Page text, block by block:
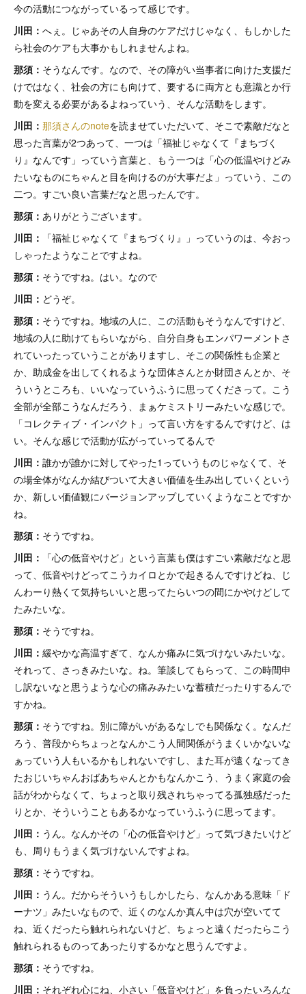
今の活動につながっているって感じです。
川田： へぇ。じゃあその人自身のケアだけじゃなく、もしかした
ら社会のケアも大事かもしれませんよね。
那須： そうなんです。なので、その障がい当事者に向けた支援だ
けではなく、社会の方にも向けて、要するに両方とも意識とか行
動を変える必要があるよねっていう、そんな活動をします。
川田： 那須さんのnoteを読ませていただいて、そこで素敵だなと
思った言葉が2つあって、一つは「福祉じゃなくて『まちづく
り』なんです」っていう言葉と、もう一つは「心の低温やけどみ
たいなものにちゃんと目を向けるのが大事だよ」っていう、この
二つ。すごい良い言葉だなと思ったんです。
那須： ありがとうございます。
川田：
「福祉じゃなくて『まちづくり』」っていうのは、今おっ
しゃったようなことですよね。
那須： そうですね。はい。なので
川田： どうぞ。
那須： そうですね。地域の人に、この活動もそうなんですけど、
地域の人に助けてもらいながら、自分自身もエンパワーメントさ
れていったっていうことがありますし、そこの関係性も企業と
か、助成金を出してくれるような団体さんとか財団さんとか、そ
ういうところも、いいなっていうふうに思ってくださって。こう
全部が全部こうなんだろう、まぁケミストリーみたいな感じで。
「コレクティブ・インパクト」って言い方をするんですけど、は
い。そんな感じで活動が広がっていってるんで
川田： 誰かが誰かに対してやった1っていうものじゃなくて、そ
の場全体がなんか結びついて大きい価値を生み出していくという
か、新しい価値観にバージョンアップしていくようなことですか
ね。
那須： そうですね。
川田：
「心の低音やけど」という言葉も僕はすごい素敵だなと思
って、低音やけどってこうカイロとかで起きるんですけどね、じ
んわーり熱くて気持ちいいと思ってたらいつの間にかやけどして
たみたいな。
那須： そうですね。
川田： 緩やかな高温すぎて、なんか痛みに気づけないみたいな。
それって、さっきみたいな。ね。筆談してもらって、この時間申
し訳ないなと思うような心の痛みみたいな蓄積だったりするんで
すかね。
那須： そうですね。別に障がいがあるなしでも関係なく。なんだ
ろう、普段からちょっとなんかこう人間関係がうまくいかないな
ぁっていう人もいるかもしれないですし、また耳が遠くなってき
たおじいちゃんおばあちゃんとかもなんかこう、うまく家庭の会
話がわからなくて、ちょっと取り残されちゃってる孤独感だった
りとか、そういうこともあるかなっていうふうに思ってます。
川田： うん。なんかその「心の低音やけど」って気づきたいけど
も、周りもうまく気づけないんですよね。
那須： そうですね。
川田： うん。だからそういうもしかしたら、なんかある意味「ド
ーナツ」みたいなもので、近くのなんか真ん中は穴が空いてて
ね、近くだったら触れられないけど、ちょっと遠くだったらこう
触れられるものってあったりするかなと思うんですよ。
那須： そうですね。
川田： それぞれ心にね、小さい「低音やけど」を負ったいろんな